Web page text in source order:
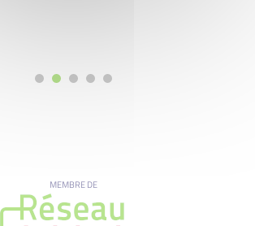
MEMBRE DE